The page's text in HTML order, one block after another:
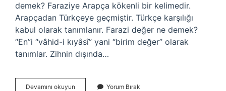
demek? Faraziye Arapça kökenli bir kelimedir.
Arapçadan Türkçeye geçmiştir. Türkçe karşılığı
kabul olarak tanımlanır. Farazi değer ne demek?
“En”i “vâhid-i kıyâsî” yani “birim değer” olarak
tanımlar. Zihnin dışında…
Devamını okuyun Askeriye
Yorum Bırak